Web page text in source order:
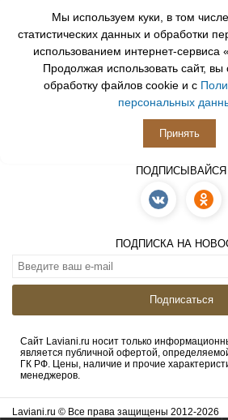
Мы используем куки, в том
статистических данных и обработки
использованием интернет-сервиса
Продолжая использовать сайт, вы
обработку файлов cookie и с
персональных
Принять
Принимаем к оплате
ПОДПИСЫВАЙСЯ
ПОДПИСКА НА
Подписаться
Сайт Laviani.ru носит только
является публичной офертой,
ГК РФ. Цены, наличие и прочие
менеджеров.
Laviani.ru © Все права защищены 2012-2026